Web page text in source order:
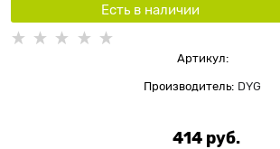
Есть в наличии
Артикул:
Производитель: DYG
414 руб.